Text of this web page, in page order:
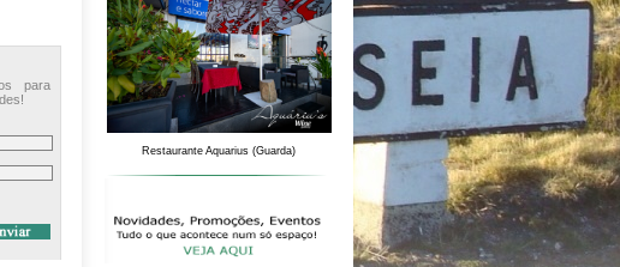
para
Restaurante Aquarius (Guarda)